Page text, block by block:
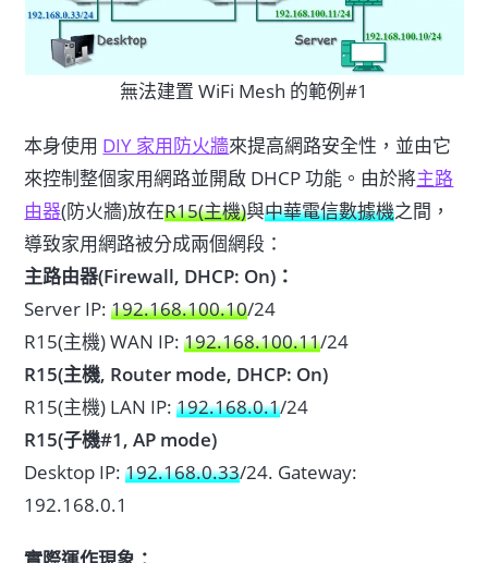
無法建置 WiFi Mesh 的範例#1
本身使用 DIY 家用防火牆來提高網路安全性，並由它
來控制整個家用網路並開啟 DHCP 功能。由於將主路
由器(防火牆)放在R15(主機)與中華電信數據機之間，
導致家用網路被分成兩個網段：
主路由器(Firewall, DHCP: On)：
Server IP:192.168.100.10/24
R15(主機) WAN IP:192.168.100.11/24
R15(主機, Router mode, DHCP: On)
R15(主機) LAN IP:192.168.0.1/24
R15(子機#1, AP mode)
Desktop IP:192.168.0.33/24. Gateway:
192.168.0.1